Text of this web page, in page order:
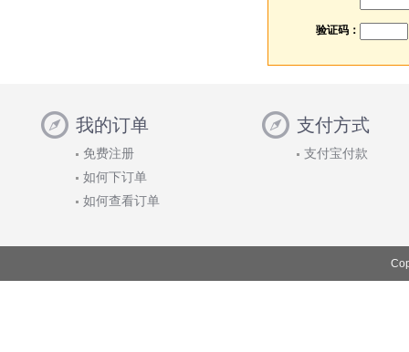
验证码：
我的订单
免费注册
如何下订单
如何查看订单
支付方式
支付宝付款